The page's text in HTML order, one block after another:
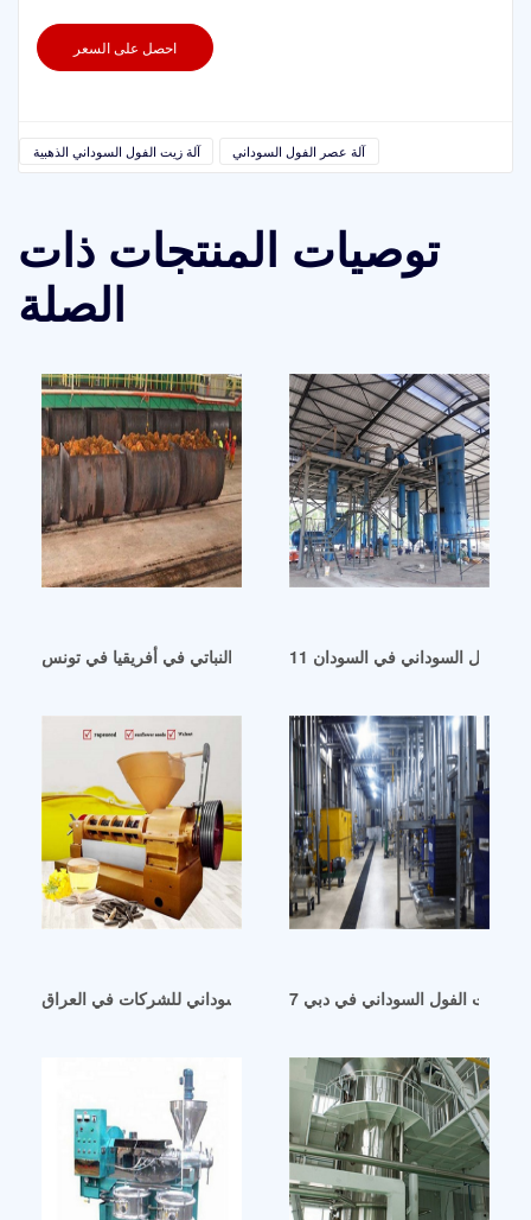
احصل على السعر
آلة زيت الفول السوداني الذهبية آلة عصر الفول السوداني
توصيات المنتجات ذات
الصلة
آلة صنع زيت الفول السوداني النباتي في أفريقيا في تونس
الفول السوداني في السودان
دليل معلومات آلات معالجة زيت الفول السوداني للشركات في العراق
عصر زيت الفول السوداني في دبي